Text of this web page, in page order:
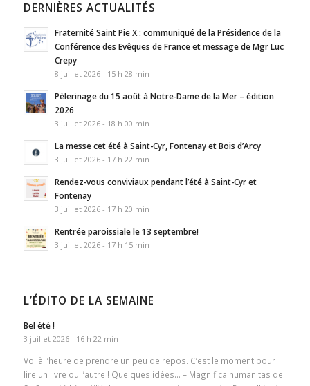
DERNIÈRES ACTUALITÉS
Fraternité Saint Pie X : communiqué de la Présidence de la
Conférence des Evêques de France et message de Mgr Luc
Crepy
8 juillet 2026 - 15 h 28 min
Pèlerinage du 15 août à Notre-Dame de la Mer – édition
2026
3 juillet 2026 - 18 h 00 min
La messe cet été à Saint-Cyr, Fontenay et Bois d’Arcy
3 juillet 2026 - 17 h 22 min
Rendez-vous conviviaux pendant l’été à Saint-Cyr et
Fontenay
3 juillet 2026 - 17 h 20 min
Rentrée paroissiale le 13 septembre!
3 juillet 2026 - 17 h 15 min
L’ÉDITO DE LA SEMAINE
Bel été !
3 juillet 2026 - 16 h 22 min
Voilà l’heure de prendre un peu de repos. C’est le moment pour
lire un livre ou l’autre ! Quelques idées… – Magnifica humanitas de